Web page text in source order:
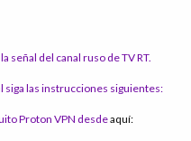
señal del canal ruso de TV RT.
siga las instrucciones siguientes:
Proton VPN desdeaquí: